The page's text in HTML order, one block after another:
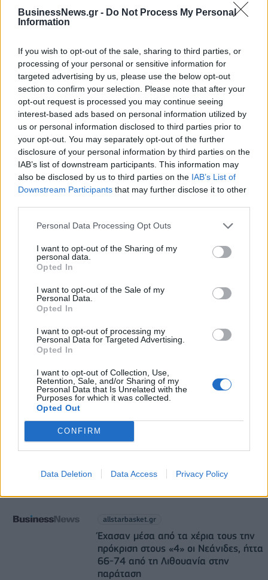
BusinessNews.gr - Do Not Process My Personal
Information
If you wish to opt-out of the sale, sharing to third parties, or
processing of your personal or sensitive information for
targeted advertising by us, please use the below opt-out
section to confirm your selection. Please note that after your
opt-out request is processed you may continue seeing
interest-based ads based on personal information utilized by
us or personal information disclosed to third parties prior to
your opt-out. You may separately opt-out of the further
disclosure of your personal information by third parties on the
IAB’s list of downstream participants. This information may
also be disclosed by us to third parties on the IAB’s List of
Downstream Participants that may further disclose it to other
Personal Data Processing Opt Outs
I want to opt-out of the Sharing of my
personal data.
Opted In
I want to opt-out of the Sale of my
Personal Data.
Opted In
I want to opt-out of processing my
Personal Data for Targeted Advertising.
Opted In
I want to opt-out of Collection, Use,
Retention, Sale, and/or Sharing of my
Personal Data that Is Unrelated with the
Purposes for which it was collected.
Opted Out
CONFIRM
Data Deletion Data Access Privacy Policy
ΔΗΜΟΦΙΛΗ
Ατρόμητος και Novibet συνεχίζουν μαζί:
Ανανέωση της συνεργασίας τους μέχρι το 2028
07/08/2026 - 11:50 ΑΘΛΗΤΙΣΜΟΣ
Χρηματιστήριο: Στις 2.618,95 μονάδες ο Γενικός
Δείκτης Τιμών, με άνοδο 0,40%
07/08/2026 - 13:07 ΟΙΚΟΝΟΜΙΑ
Έρευνα ΕΟΤ: Η Ελλάδα στις κορυφαίες επιλογές
των Ευρωπαίων ταξιδιωτών
07/08/2026 - 10:56 ΤΟΥΡΙΣΜΟΣ
Υψηλός κίνδυνος πυρκαγιάς σήμερα σε Αττική,
Κρήτη, Πελοπόννησο, Εύβοια και νησιά του Αιγαίου
Χρηματιστήριο: Στις 2.623,19 μονάδες ο Γενικός
Δείκτης Τιμών, με άνοδο 0,57%
07/08/2026 - 15:21 ΟΙΚΟΝΟΜΙΑ
DIRECTION BUSINESS NETWORK
Μασλαρινός: «Χάσαμε το μυαλό μας»
allstarbasket.gr
Έχασαν μέσα από τα χέρια τους την
πρόκριση στους «4» οι Νεάνιδες, ήττα
66-74 από τη Λιθουανία στην
παράταση